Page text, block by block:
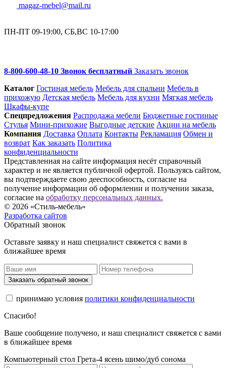
magaz-mebel@mail.ru
ПН-ПТ 09-19:00, СБ,ВС 10-17:00
8-800-600-48-10 Звонок бесплатный Заказать звонок
Каталог Гостиная мебель Мебель для спальни Мебель в
прихожую Детская мебель Мебель для кухни Мягкая мебель
Шкафы-купе
Спец­предложения Распродажа мебели Бюджетные гостиные
Стулья Мини-прихожие Выгодные детские Акции на мебель
Компания Доставка Оплата Контакты Рекламация Обмен и
возврат Как заказать Политика
конфиденциальности
Представленная на сайте информация несёт справочный
характер и не является публичной офертой. Пользуясь сайтом,
вы подтверждаете свою дееспособность, согласие на
получение информации об оформлении и получении заказа,
согласие на обработку персональных данных.
© 2026 «Стиль-мебель»
Разработка сайтов
Обратный звонок
Оставьте заявку и наш специалист свяжется с вами в
ближайшее время
Заказать обратный звонок
принимаю условия политики конфиденциальности
Спасибо!
Ваше сообщение получено, и наш специалист свяжется с вами
в ближайшее время
Компьютерный стол Грета-4 ясень шимо/дуб сонома